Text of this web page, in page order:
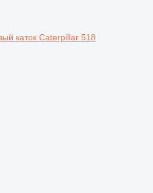
каток Caterpillar 518